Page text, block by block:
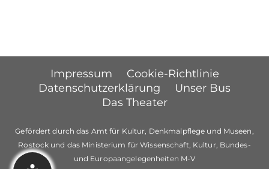
Impressum
Cookie-Richtlinie
Datenschutzerklärung
Unser Bus
Das Theater
Gefördert durch das Amt für Kultur, Denkmalpflege und Museen,
Rostock und das Ministerium für Wissenschaft, Kultur, Bundes-
und Europaangelegenheiten M-V